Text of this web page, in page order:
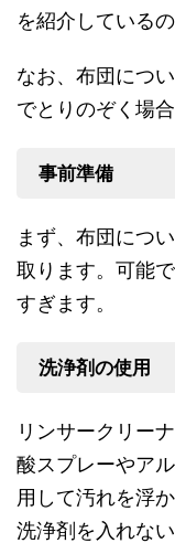
を紹介している
なお、布団につ
でとりのぞく場
事前準備
まず、布団につ
取ります。可能
すぎます。
洗浄剤の使用
リンサークリー
酸スプレーやア
用して汚れを浮
洗浄剤を入れない